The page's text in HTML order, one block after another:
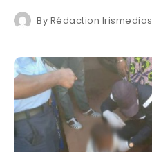
By Rédaction Irismedias